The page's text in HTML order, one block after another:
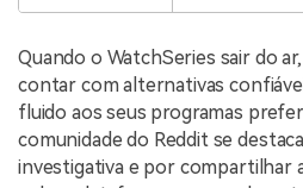
Quando o WatchSeries sair do
contar com alternativas
fluido aos seus programas
comunidade do Reddit se
investigativa e por compartilhar